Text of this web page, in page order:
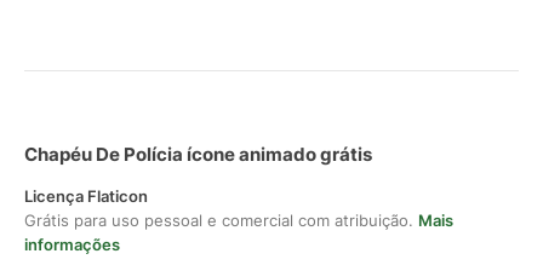
Chapéu De Polícia ícone animado grátis
Licença Flaticon
Grátis para uso pessoal e comercial com atribuição. Mais
informações